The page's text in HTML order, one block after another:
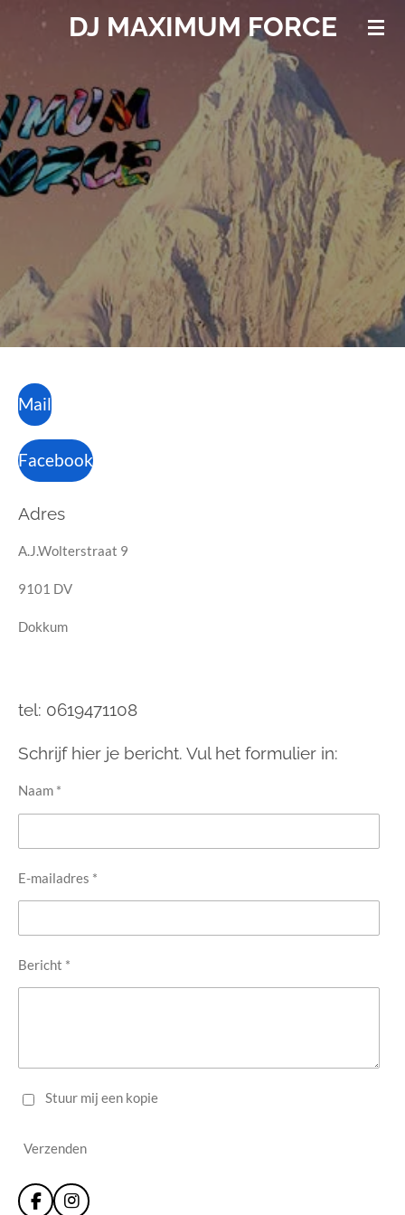
de
hoofdinhoud
DJ MAXIMUM FORCE
Mail
Facebook
Adres
A.J.Wolterstraat 9
9101 DV
Dokkum
tel: 0619471108
Schrijf hier je bericht. Vul het formulier in:
Naam *
E-mailadres *
Bericht *
Stuur mij een kopie
Verzenden
F I